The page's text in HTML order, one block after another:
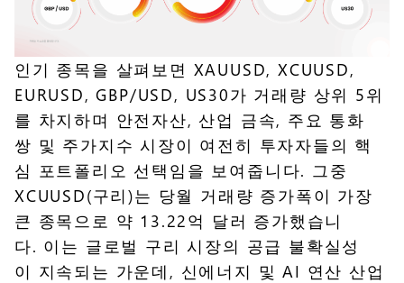
인기 종목을 살펴보면 XAUUSD, XCUUSD,
EURUSD, GBP/USD, US30가 거래량 상위 5위
를 차지하며 안전자산, 산업 금속, 주요 통화
쌍 및 주가지수 시장이 여전히 투자자들의 핵
심 포트폴리오 선택임을 보여줍니다. 그중
XCUUSD(구리)는 당월 거래량 증가폭이 가장
큰 종목으로 약 13.22억 달러 증가했습니
다. 이는 글로벌 구리 시장의 공급 불확실성
이 지속되는 가운데, 신에너지 및 AI 연산 산업